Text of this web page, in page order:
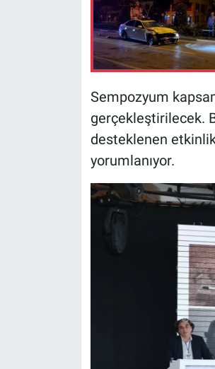
Sempozyum
gerçekleştirilecek.
desteklenen
yorumlanıyor.